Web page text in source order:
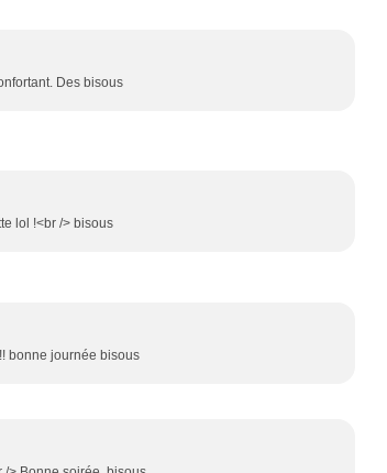
Des bisous
lol !<br /> bisous
bonne journée bisous